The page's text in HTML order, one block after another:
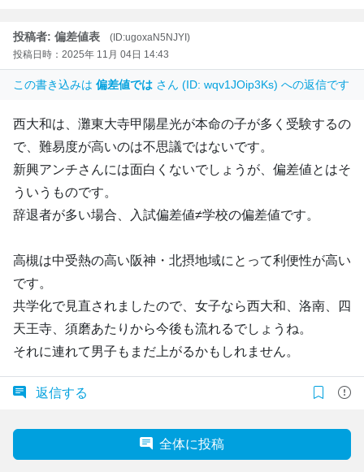
投稿者: 偏差値表
(ID:ugoxaN5NJYI)
投稿日時：2025年 11月 04日 14:43
この書き込みは 偏差値では さん (ID: wqv1JOip3Ks) への返信です
西大和は、灘東大寺甲陽星光が本命の子が多く受験するの
で、難易度が高いのは不思議ではないです。
新興アンチさんには面白くないでしょうが、偏差値とはそ
ういうものです。
辞退者が多い場合、入試偏差値≠学校の偏差値です。
高槻は中受熱の高い阪神・北摂地域にとって利便性が高い
です。
共学化で見直されましたので、女子なら西大和、洛南、四
天王寺、須磨あたりから今後も流れるでしょうね。
それに連れて男子もまだ上がるかもしれません。
返信する
全体に投稿